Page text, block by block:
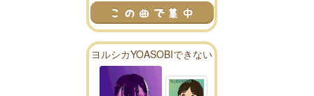
ヨルシカYOASOBIできない
からずっと真夜中でいいの
に。mix